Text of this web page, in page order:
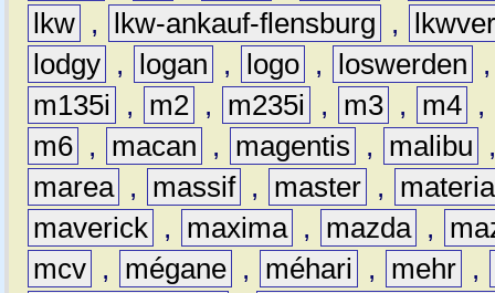
lkw , lkw-ankauf-flensburg ,
lodgy , logan , logo , loswerden
m135i
, m2 , m235i , m3 , m4 ,
m6 , macan , magentis , malibu
marea , massif , master ,
materia
maverick , maxima , mazda ,
mcv , mégane , méhari , mehr ,